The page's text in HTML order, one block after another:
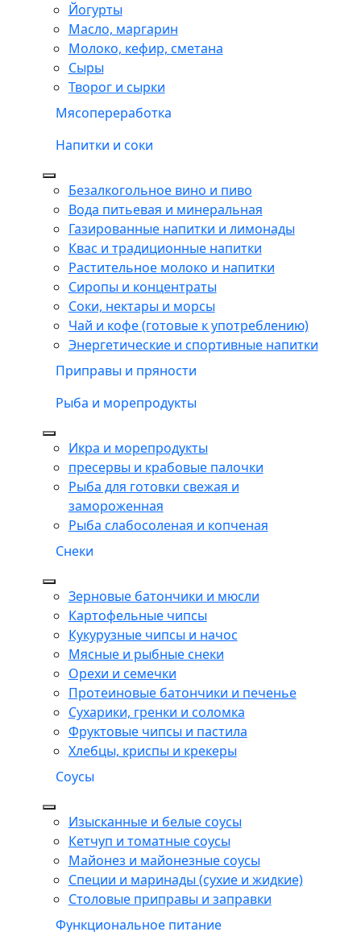
Йогурты
Масло, маргарин
Молоко, кефир, сметана
Сыры
Творог и сырки
Мясопереработка
Напитки и соки
Безалкогольное вино и пиво
Вода питьевая и минеральная
Газированные напитки и лимонады
Квас и традиционные напитки
Растительное молоко и напитки
Сиропы и концентраты
Соки, нектары и морсы
Чай и кофе (готовые к употреблению)
Энергетические и спортивные напитки
Приправы и пряности
Рыба и морепродукты
Икра и морепродукты
пресервы и крабовые палочки
Рыба для готовки свежая и
замороженная
Рыба слабосоленая и копченая
Снеки
Зерновые батончики и мюсли
Картофельные чипсы
Кукурузные чипсы и начос
Мясные и рыбные снеки
Орехи и семечки
Протеиновые батончики и печенье
Сухарики, гренки и соломка
Фруктовые чипсы и пастила
Хлебцы, криспы и крекеры
Соусы
Изысканные и белые соусы
Кетчуп и томатные соусы
Майонез и майонезные соусы
Специи и маринады (сухие и жидкие)
Столовые приправы и заправки
Функциональное питание